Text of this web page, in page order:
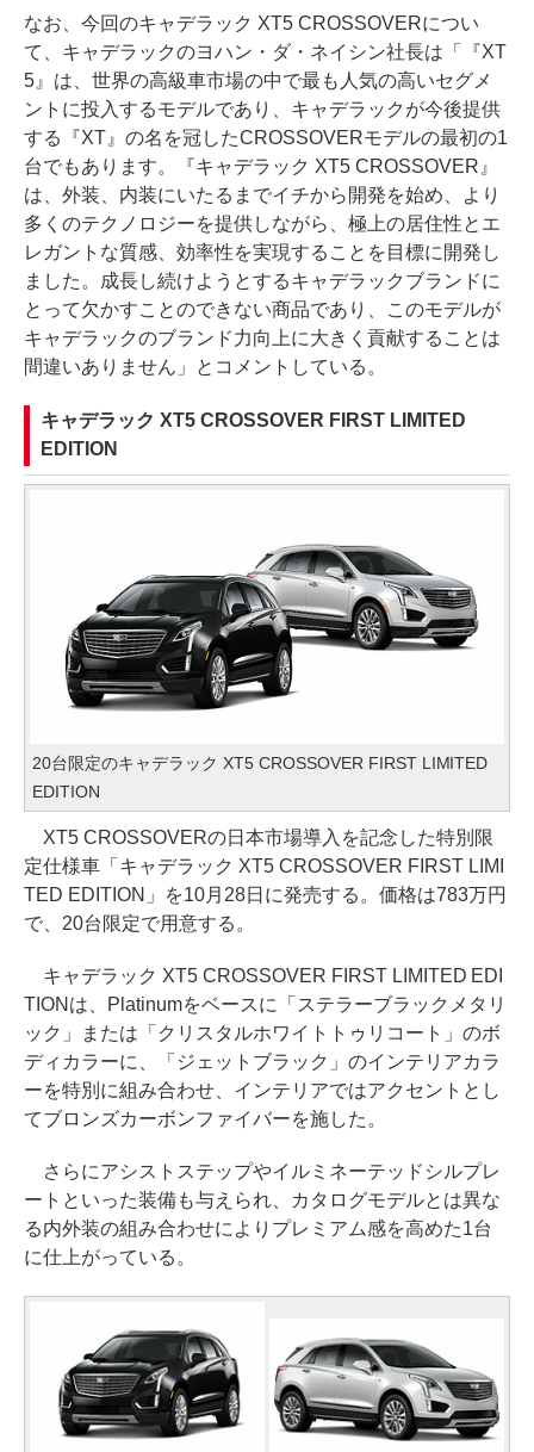
なお、今回のキャデラック XT5 CROSSOVERについ
て、キャデラックのヨハン・ダ・ネイシン社長は「『XT
5』は、世界の高級車市場の中で最も人気の高いセグメ
ントに投入するモデルであり、キャデラックが今後提供
する『XT』の名を冠したCROSSOVERモデルの最初の1
台でもあります。『キャデラック XT5 CROSSOVER』
は、外装、内装にいたるまでイチから開発を始め、より
多くのテクノロジーを提供しながら、極上の居住性とエ
レガントな質感、効率性を実現することを目標に開発し
ました。成長し続けようとするキャデラックブランドに
とって欠かすことのできない商品であり、このモデルが
キャデラックのブランド力向上に大きく貢献することは
間違いありません」とコメントしている。
キャデラック XT5 CROSSOVER FIRST LIMITED
EDITION
20台限定のキャデラック XT5 CROSSOVER FIRST LIMITED
EDITION
XT5 CROSSOVERの日本市場導入を記念した特別限
定仕様車「キャデラック XT5 CROSSOVER FIRST LIMI
TED EDITION」を10月28日に発売する。価格は783万円
で、20台限定で用意する。
キャデラック XT5 CROSSOVER FIRST LIMITED EDI
TIONは、Platinumをベースに「ステラーブラックメタリ
ック」または「クリスタルホワイトトゥリコート」のボ
ディカラーに、「ジェットブラック」のインテリアカラ
ーを特別に組み合わせ、インテリアではアクセントとし
てブロンズカーボンファイバーを施した。
さらにアシストステップやイルミネーテッドシルプレ
ートといった装備も与えられ、カタログモデルとは異な
る内外装の組み合わせによりプレミアム感を高めた1台
に仕上がっている。